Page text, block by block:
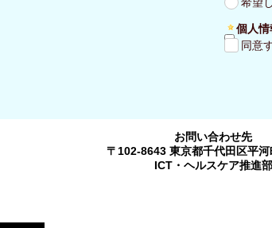
個人
同意
お問い合わせ先
〒102-8643 東京都千代田区平
ICT・ヘルスケア推進部